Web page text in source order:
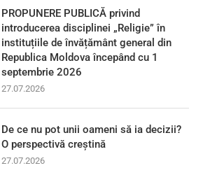
PROPUNERE PUBLICĂ privind
introducerea disciplinei „Religie” în
instituțiile de învățământ general din
Republica Moldova începând cu 1
septembrie 2026
27.07.2026
De ce nu pot unii oameni să ia decizii?
O perspectivă creștină
27.07.2026